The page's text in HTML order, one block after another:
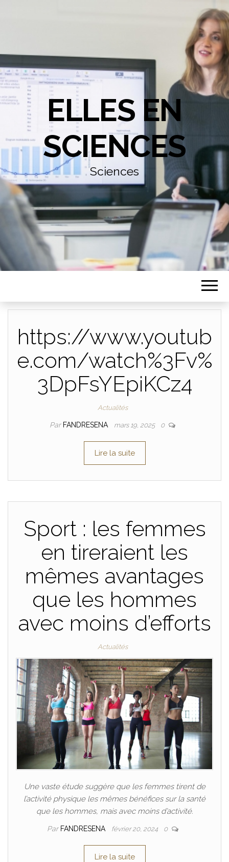
ELLES EN
SCIENCES
Sciences
https://www.youtub
e.com/watch%3Fv%
3DpFsYEpiKCz4
Actualités
Par FANDRESENA mars 19, 2025 0
Lire la suite
Sport : les femmes
en tireraient les
mêmes avantages
que les hommes
avec moins d’efforts
Actualités
Une vaste étude suggère que les femmes tirent de
l’activité physique les mêmes bénéfices sur la santé
que les hommes, mais avec moins d’activité.
Par FANDRESENA février 20, 2024 0
Lire la suite